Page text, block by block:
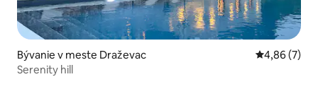
Bývanie v meste Draževac Priemerné
4,86 (7)
Serenity hill